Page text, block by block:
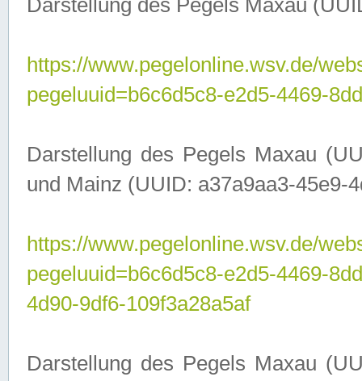
Darstellung des Pegels Maxau
https://www.pegelonline.wsv.de/
pegeluuid=b6c6d5c8-e2d5-4469-
Darstellung des Pegels Maxau
und Mainz (UUID: a37a9aa3-45e9-
https://www.pegelonline.wsv.de/
pegeluuid=b6c6d5c8-e2d5-4469-
4d90-9df6-109f3a28a5af
Darstellung des Pegels Maxau